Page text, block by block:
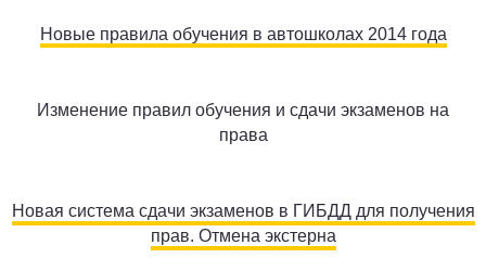
Новые правила обучения в автошколах 2014 года
Изменение правил обучения и сдачи экзаменов на
права
Новая система сдачи экзаменов в ГИБДД для получения
прав. Отмена экстерна